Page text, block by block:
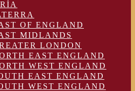
OF ENGLAND
MIDLANDS
LONDON
EAST ENGLAND
WEST ENGLAND
EAST ENGLAND
WEST ENGLAND